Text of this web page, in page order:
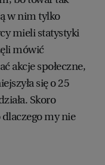
w nim tylko
mieli statystyki
mówić
akcje społeczne,
się o 25
Skoro
my nie